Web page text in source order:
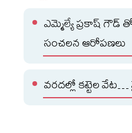
ఎమ్మెల్యే ప్రకాష్ గౌడ్
సంచలన ఆరోపణలు
వరదల్లో కట్టెల